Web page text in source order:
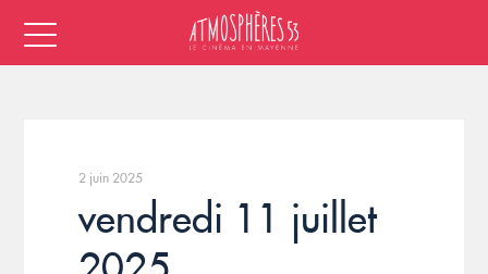
2 juin 2025
vendredi 11 juillet